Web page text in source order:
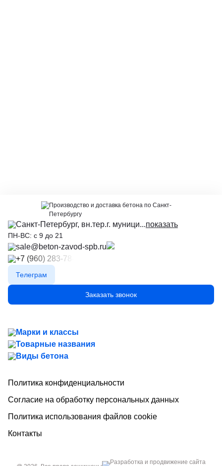
Производство и доставка бетона по Санкт-
Петербургу
Санкт-Петербург, вн.тер.г. муници...показать
ПН-ВС: с 9 до 21
sale@beton-zavod-spb.ru
+7 (960) 283-78-89
Телеграм
Заказать звонок
Марки и классы
Товарные названия
Виды бетона
Политика конфиденциальности
Согласие на обработку персональных данных
Политика использования файлов cookie
Контакты
Разработка и продвижение сайта